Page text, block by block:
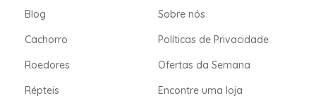
Blog
Cachorro
Roedores
Répteis
Sobre nós
Políticas de Privacidade
Ofertas da Semana
Encontre uma loja